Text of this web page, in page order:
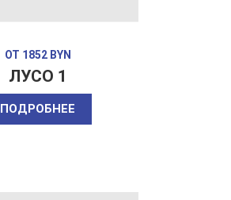
ОТ 1852 BYN
ЛУСО 1
ПОДРОБНЕЕ